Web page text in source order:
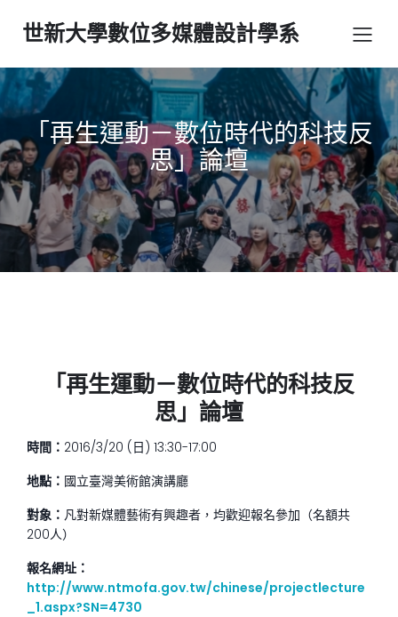
世新大學數位多媒體設計學系
「再生運動－數位時代的科技反
思」論壇
「再生運動－數位時代的科技反
思」論壇
時間： 2016/3/20 (日) 13:30-17:00
地點： 國立臺灣美術館演講廳
對象： 凡對新媒體藝術有興趣者，均歡迎報名參加（名額共
200人）
報名網址：
http://www.ntmofa.gov.tw/chinese/projectlecture
_1.aspx?SN=4730